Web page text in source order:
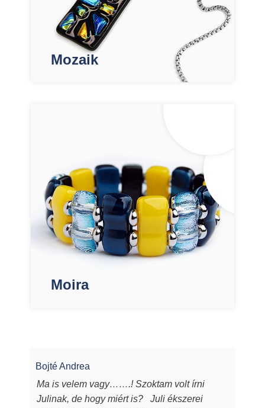
Mozaik
Moira
Bojté Andrea
Ma is velem vagy…….! Szoktam volt írni
Julinak, de hogy miért is? Juli ékszerei